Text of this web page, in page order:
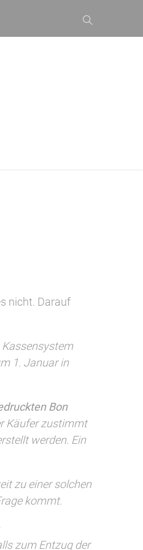
nicht. Darauf
Kassensystem
1. Januar in
Bon
Käufer zustimmt
werden. Ein
zu einer solchen
kommt.
zum Entzug der